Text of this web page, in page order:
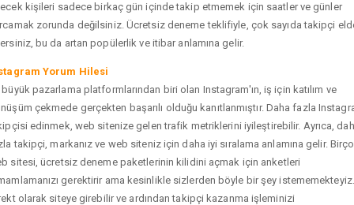
kişileri sadece birkaç gün içinde takip etmemek için saatler ve günler
zorunda değilsiniz. Ücretsiz deneme teklifiyle, çok sayıda takipçi
bu da artan popülerlik ve itibar anlamına gelir.
Yorum Hilesi
büyük pazarlama platformlarından biri olan Instagram'ın, iş için katılım ve
çekmede gerçekten başarılı olduğu kanıtlanmıştır. Daha fazla
edinmek, web sitenize gelen trafik metriklerini iyileştirebilir. Ayrıca,
takipçi, markanız ve web siteniz için daha iyi sıralama anlamına gelir.
sitesi, ücretsiz deneme paketlerinin kilidini açmak için anketleri
gerektirir ama kesinlikle sizlerden böyle bir şey istememekteyiz.
olarak siteye girebilir ve ardından takipçi kazanma işleminizi